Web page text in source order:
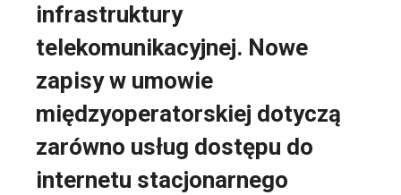
infrastruktury
telekomunikacyjnej. Nowe
zapisy w umowie
międzyoperatorskiej dotyczą
zarówno usług dostępu do
internetu stacjonarnego